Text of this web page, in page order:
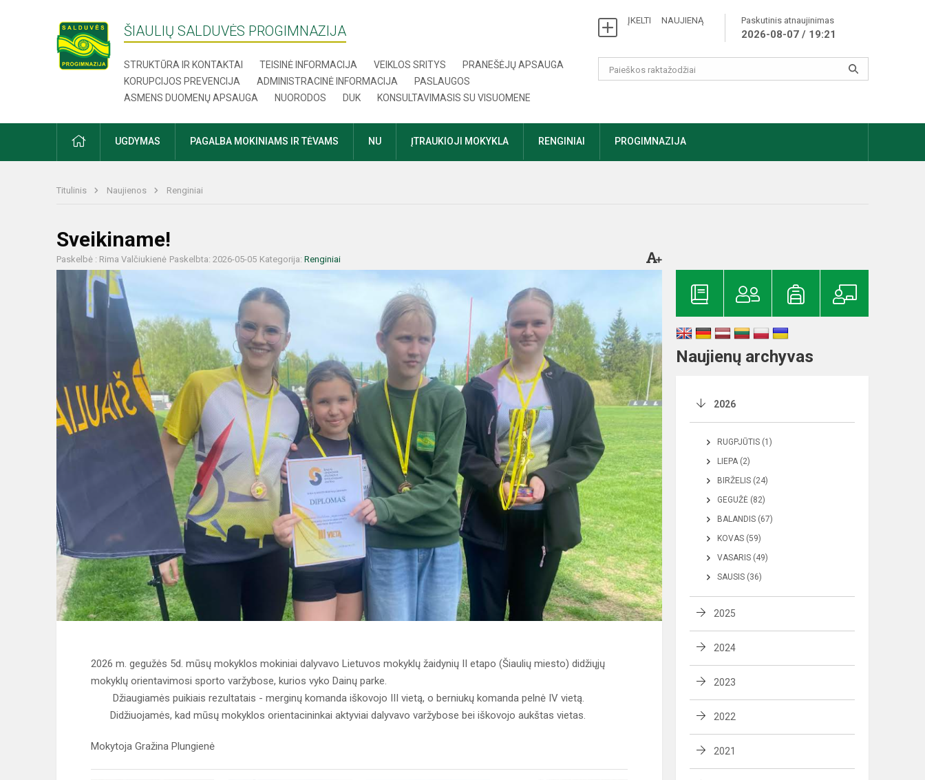
ŠIAULIŲ SALDUVĖS PROGIMNAZIJA
STRUKTŪRA IR KONTAKTAI TEISINĖ INFORMACIJA VEIKLOS SRITYS
PRANEŠĖJŲ APSAUGA
KORUPCIJOS PREVENCIJA
ADMINISTRACINĖ INFORMACIJA
PASLAUGOS
ASMENS DUOMENŲ APSAUGA
NUORODOS DUK KONSULTAVIMASIS SU VISUOMENE
ĮKELTI NAUJIENĄ Paskutinis atnaujinimas
2026-08-07 / 19:21
UGDYMAS PAGALBA MOKINIAMS IR TĖVAMS NU ĮTRAUKIOJI MOKYKLA RENGINIAI PROGIMNAZIJA
Titulinis Naujienos Renginiai
Sveikiname!
Paskelbė : Rima Valčiukienė Paskelbta: 2026-05-05 Kategorija: Renginiai
2026 m. gegužės 5d. mūsų mokyklos mokiniai dalyvavo Lietuvos mokyklų žaidynių II etapo (Šiaulių miesto) didžiųjų
mokyklų orientavimosi sporto varžybose, kurios vyko Dainų parke.
Džiaugiamės puikiais rezultatais - merginų komanda iškovojo III vietą, o berniukų komanda pelnė IV vietą.
Didžiuojamės, kad mūsų mokyklos orientacininkai aktyviai dalyvavo varžybose bei iškovojo aukštas vietas.
Mokytoja Gražina Plungienė
Naujienų archyvas
2026
RUGPJŪTIS (1)
LIEPA (2)
BIRŽELIS (24)
GEGUŽĖ (82)
BALANDIS (67)
KOVAS (59)
VASARIS (49)
SAUSIS (36)
2025
2024
2023
2022
2021